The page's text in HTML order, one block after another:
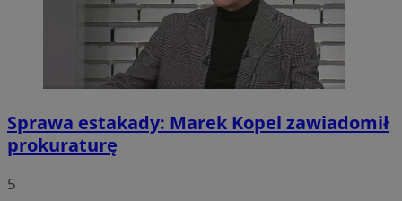
Sprawa estakady: Marek Kopel zawiadomił
prokuraturę
5